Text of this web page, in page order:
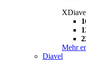
Mehr
Diavel